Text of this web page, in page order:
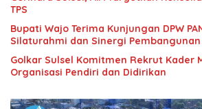
TPS
Bupati Wajo Terima Kunjungan DPW
Silaturahmi dan Sinergi Pembangunan
Golkar Sulsel Komitmen Rekrut Kader
Organisasi Pendiri dan Didirikan